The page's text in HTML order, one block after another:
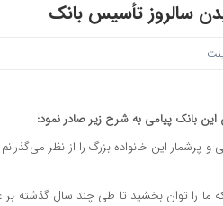
سالروز تأسیس بانک
بانک پیامی به شرح زیر صادر نمود:
این خانواده بزرگ را از نظر
را توان بخشید تا طی چند سال گذشته بر